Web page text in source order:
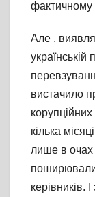
фактичному
Але ,
українській
вистачило
кілька
лише в очах
поширювали
керівників.